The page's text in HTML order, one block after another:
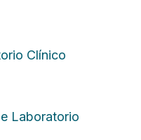
Clínico
Laboratorio